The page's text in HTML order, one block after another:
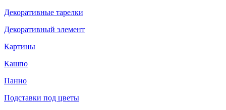
Декоративные тарелки
Декоративный элемент
Картины
Кашпо
Панно
Подставки под цветы